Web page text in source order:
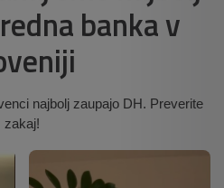
banka v
najbolj zaupajo DH. Preverite
zakaj!